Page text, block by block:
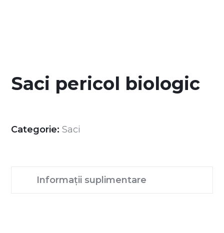
Saci pericol biologic
Categorie: Saci
Informații suplimentare